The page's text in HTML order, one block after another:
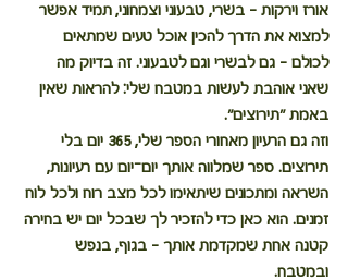
אורז וירקות – בשרי, טבעוני וצמחוני, תמיד אפשר
למצוא את הדרך להכין אוכל טעים שמתאים
לכולם – גם לבשרי וגם לטבעוני. זה בדיוק מה
שאני אוהבת לעשות במטבח שלי: להראות שאין
באמת "תירוצים".
וזה גם הרעיון מאחורי הספר שלי,
365 יום בלי
תירוצים. ספר שמלווה אותך יום־יום עם רעיונות,
השראה ומתכונים שיתאימו לכל מצב רוח ולכל לוח
זמנים. הוא כאן כדי להזכיר לך שבכל יום יש בחירה
קטנה אחת שמקדמת אותך – בגוף, בנפש
ובמטבח.